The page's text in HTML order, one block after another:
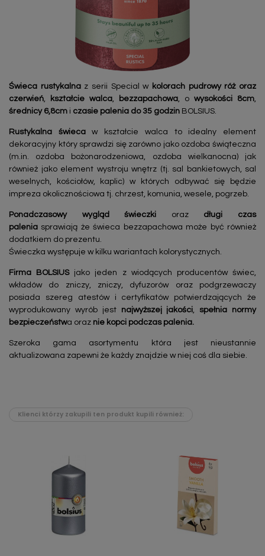
Świeca rustykalnaz serii Special w kolorach pudrowy róż oraz
czerwień
kształcie walca bezzapachowa , o wysokości 8cm
średnicy 6,8cm i czasie palenia do 35 godzin BOLSIUS.
Rustykalna świecaw kształcie walca to idealny element
dekoracyjny który sprawdzi się zarówno jako ozdoba świąteczna
(m.in. ozdoba bożonarodzeniowa, ozdoba wielkanocna) jak
również jako element wystroju wnętrz (tj. sal bankietowych, sal
weselnych, kościołów, kaplic) w których odbywać się będzie
impreza okolicznościowa tj. chrzest, komunia, wesele, pogrzeb.
Ponadczasowy wygląd świeczki orazdługi czas
palenia sprawiają że świeca bezzapachowa może być również
dodatkiem do prezentu.
Świeczka występuje w kilku wariantach kolorystycznych.
Firma BOLSIUSjako jeden z wiodących producentów świec,
wkładów do zniczy, zniczy, dyfuzorów oraz podgrzewaczy
posiada szereg atestów i certyfikatów potwierdzających że
wyprodukowany wyrób jest
najwyższej jakości ,spełnia normy
bezpieczeństwa oraz nie kopci podczas palenia.
Szeroka gama asortymentu która jest nieustannie
aktualizowana zapewni że każdy znajdzie w niej coś dla siebie.
Klienci którzy zakupili ten produkt kupili również: